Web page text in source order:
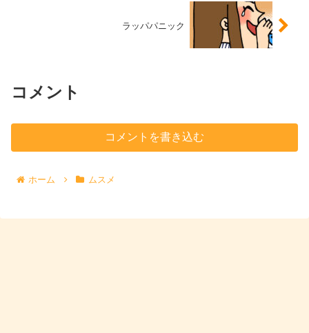
ラッパパニック
コメント
コメントを書き込む
ホーム ムスメ